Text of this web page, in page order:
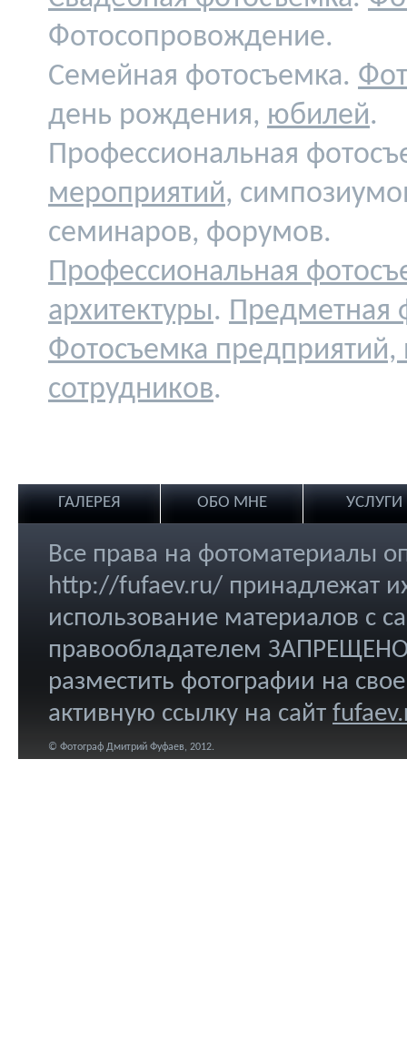
Фотосопровождение.
Семейная фотосъемка.
день рождения, юбилей.
Профессиональная
мероприятий,
семинаров, форумов.
Профессиональная
архитектуры. Предметная
Фотосъемка
сотрудников.
ГАЛЕРЕЯ ОБО МНЕ УСЛУГИ
Все права на фотоматериалы
http://fufaev.ru/ принадлежат
использование материалов с
правообладателем
разместить фотографии на
активную ссылку на сайт
© Фотограф Дмитрий Фуфаев, 2012.